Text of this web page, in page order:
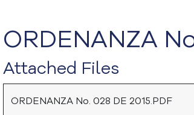
ORDENANZA
Attached Files
ORDENANZA No. 028 DE 2015.PDF